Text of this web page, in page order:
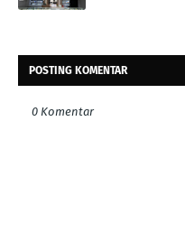
POSTING KOMENTAR
0 Komentar